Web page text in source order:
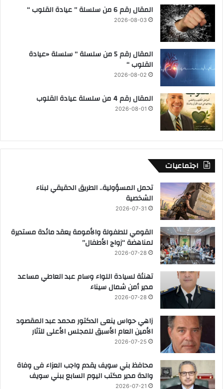
المقال رقم 6 من سلسلة ” عيادة القلوب “
2026-08-03
المقال رقم 5 من سلسلة ” سلسلة «عيادة
القلوب “
2026-08-02
المقال رقم 4 من سلسلة عيادة القلوب
2026-08-01
اجتماعيات
تحمل المسؤولية.. الطريق الحقيقي لبناء
الشخصية
2026-07-31
القومي للطفولة والأمومة يعقد مائدة مستديرة
لمناهضة “زواج الأطفال”
2026-07-28
تهنئة لسيادة اللواء وسام عبد العاطي مساعد
مدير أمن شمال سيناء
2026-07-28
زاهي حواس ينعى الدكتور محمد عبد المقصود
الأمين العام الأسبق للمجلس الأعلى للآثار
2026-07-25
محافظ بني سويف يقدم واجب العزاء فى وفاة
والدة مدير مكتب اليوم السابع ببني سويف
2026-07-21